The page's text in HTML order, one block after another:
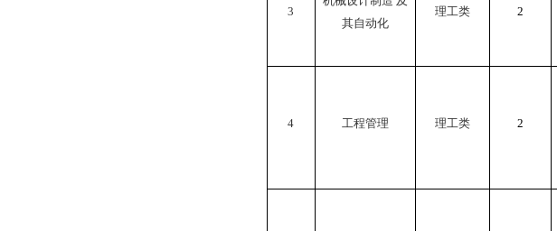
3
其自动化
理工类 2
4 工程管理 理工类 2